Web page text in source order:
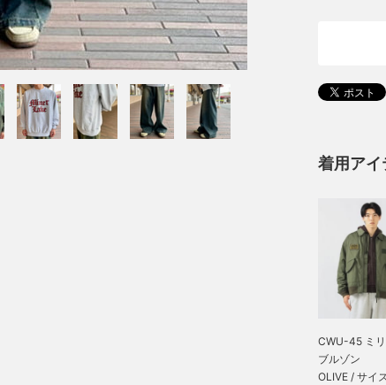
着用アイ
CWU-45 ミ
ブルゾン
OLIVE / サイ